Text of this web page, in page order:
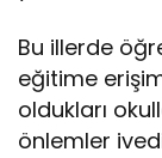
Bu illerde
eğitime
oldukları
önlemler